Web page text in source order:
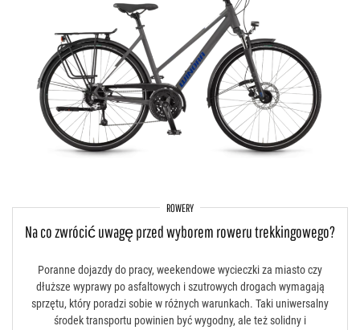
ROWERY
Na co zwrócić uwagę przed wyborem roweru trekkingowego?
Poranne dojazdy do pracy, weekendowe wycieczki za miasto czy
dłuższe wyprawy po asfaltowych i szutrowych drogach wymagają
sprzętu, który poradzi sobie w różnych warunkach. Taki uniwersalny
środek transportu powinien być wygodny, ale też solidny i